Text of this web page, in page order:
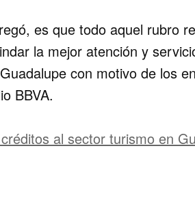
es que todo aquel rubro
la mejor atención y
con motivo de los
BBVA.
al sector turismo en